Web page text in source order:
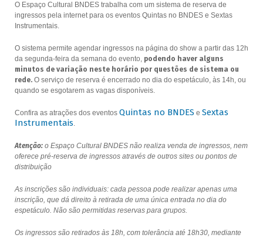
O Espaço Cultural BNDES trabalha com um sistema de reserva de
ingressos pela internet para os eventos Quintas no BNDES e Sextas
Instrumentais.
O sistema permite agendar ingressos na página do show a partir das 12h
da segunda-feira da semana do evento, podendo haver alguns
minutos de variação neste horário por questões de sistema ou
rede.O serviço de reserva é encerrado no dia do espetáculo, às 14h, ou
quando se esgotarem as vagas disponíveis.
Confira as atrações dos eventos Quintas no BNDES e Sextas
Instrumentais.
Atenção:o Espaço Cultural BNDES não realiza venda de ingressos, nem
oferece pré-reserva de ingressos através de outros sites ou pontos de
distribuição
As inscrições são individuais: cada pessoa pode realizar apenas uma
inscrição, que dá direito à retirada de uma única entrada no dia do
espetáculo. Não são permitidas reservas para grupos.
Os ingressos são retirados às 18h, com tolerância até 18h30, mediante